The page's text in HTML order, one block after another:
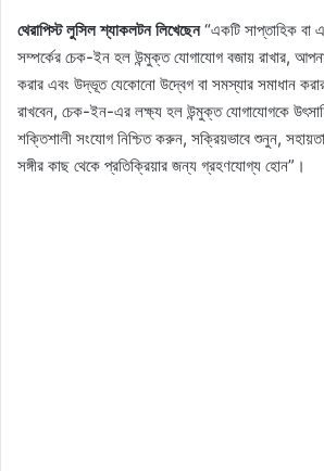
থেরাপিস্ট লুসিল শ্যাকলটন লিখেছেন“একটি সাপ্তাহিক বা
সম্পর্কের চেক-ইন হল উন্মুক্ত যোগাযোগ বজায় রাখার,
করার এবং উদ্ভূত যেকোনো উদ্বেগ বা সমস্যার সমাধান
রাখবেন, চেক-ইন-এর লক্ষ্য হল উন্মুক্ত যোগাযোগকে
শক্তিশালী সংযোগ নিশ্চিত করুন, সক্রিয়ভাবে শুনুন,
সঙ্গীর কাছ থেকে প্রতিক্রিয়ার জন্য গ্রহণযোগ্য হোন”।